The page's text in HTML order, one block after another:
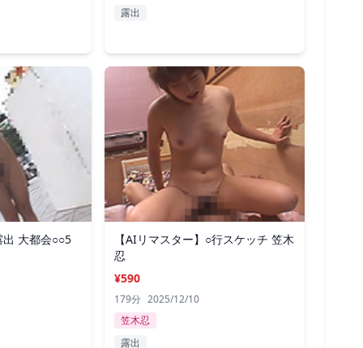
露出
大都会○○5
【AIリマスター】○行スケッチ 笠木
忍
¥590
179分 2025/12/10
笠木忍
露出